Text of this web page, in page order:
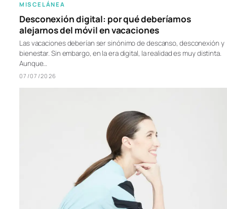
MISCELÁNEA
Desconexión digital: por qué deberíamos
alejarnos del móvil en vacaciones
Las vacaciones deberían ser sinónimo de descanso, desconexión y
bienestar. Sin embargo, en la era digital, la realidad es muy distinta.
Aunque…
07/07/2026